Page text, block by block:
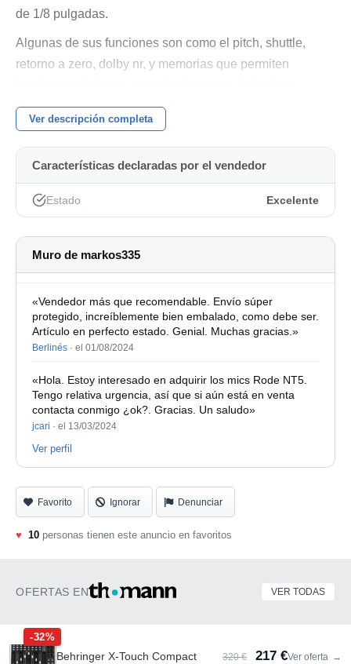
de 1/8 pulgadas.
Algunas de sus funciones son como el pitch, shuttle,
retorno a zero, dolby nr, y memorias que permiten
Se encuentra en muy buen estado y funcionando.
Incluye manual, control remoto y un lote de cintas nuevas
a estrenar.
Cambio por algo que me interese.
Ver descripción completa
Características declaradas por el vendedor
Estado Excelente
Muro de markos335
«Vendedor más que recomendable. Envío súper
protegido, increíblemente bien embalado, como debe ser.
Artículo en perfecto estado. Genial. Muchas gracias.»
Berlinés · el 01/08/2024
«Hola. Estoy interesado en adquirir los mics Rode NT5.
Tengo relativa urgencia, así que si aún está en venta
contacta conmigo ¿ok?. Gracias. Un saludo»
jcari · el 13/03/2024
Ver perfil
Favorito Ignorar Denunciar
♥ 10 personas tienen este anuncio en favoritos
OFERTAS EN VER TODAS
-32%
Behringer X-Touch Compact 320 € 217 €Ver oferta →